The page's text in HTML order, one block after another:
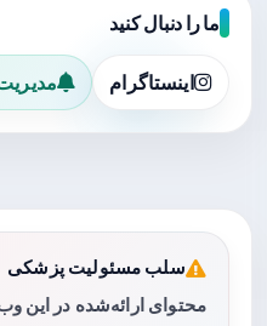
ما را دنبال کنید
اینستاگرام
سلب مسئولیت پزشکی
محتوای ارائه‌شده در